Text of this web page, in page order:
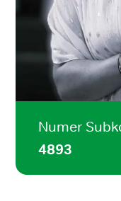
Numer
4893